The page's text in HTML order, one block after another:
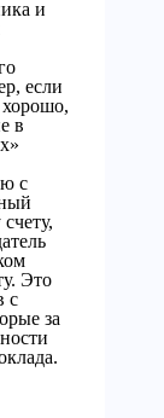
и
если
хорошо,
в
с
Это
с
за